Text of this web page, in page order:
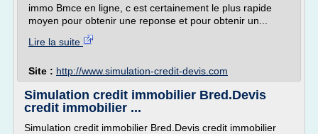
immo Bmce en ligne, c est certainement le plus rapide
moyen pour obtenir une reponse et pour obtenir un...
Lire la suite
Site : http://www.simulation-credit-devis.com
Simulation credit immobilier Bred.Devis
credit immobilier ...
Simulation credit immobilier Bred.Devis credit immobilier